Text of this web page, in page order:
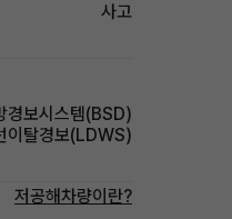
사고
경보시스템(BSD)
이탈경보(LDWS)
저공해차량이란?